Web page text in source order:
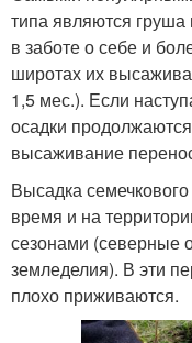
типа являются
в заботе о себе и
широтах их
1,5 мес.). Если
осадки
высаживание
Высадка
время и на
сезонами (северные
земледелия). В эти
плохо приживаются.